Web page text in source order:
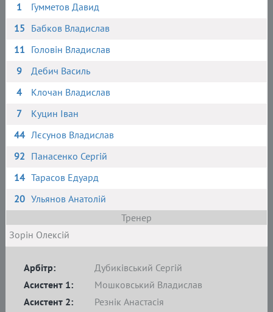
1
Гумметов Давид
15 Бабков Владислав
11 Головін Владислав
9
Дебич Василь
4
Клочан Владислав
7
Куцин Іван
44 Лєсунов Владислав
92 Панасенко Сергій
14 Тарасов Едуард
20 Ульянов Анатолій
Тренер
Зорін Олексій
Арбітр:
Дубиківський Сергій
Асистент 1:
Мошковський Владислав
Асистент 2:
Резнік Анастасія